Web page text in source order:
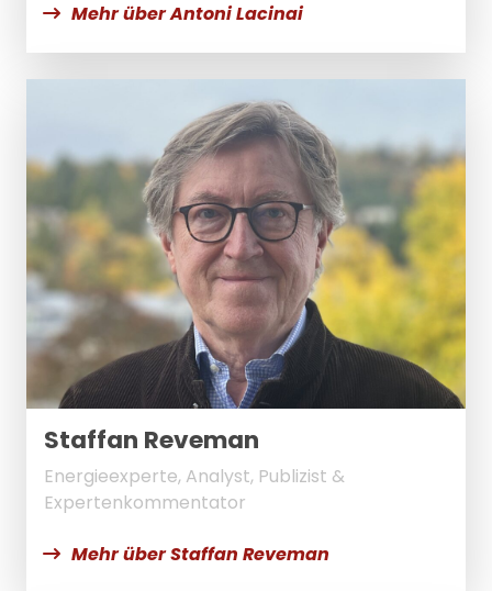
Mehr über Antoni Lacinai
Staffan Reveman
Energieexperte, Analyst, Publizist &
Expertenkommentator
Mehr über Staffan Reveman